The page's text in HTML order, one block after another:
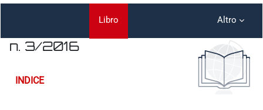
Libro Altro
n. 3/2016
INDICE